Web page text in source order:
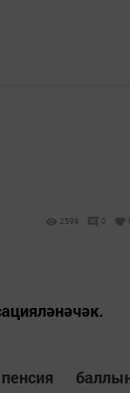
2599 0
пенсия